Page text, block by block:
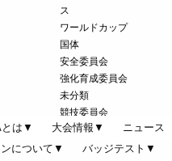
とは▼ 大会情報▼
ニュース
について▼
バッジテスト▼
ス
ワールドカップ
国体
安全委員会
強化育成委員会
未分類
競技委員会
資格検定